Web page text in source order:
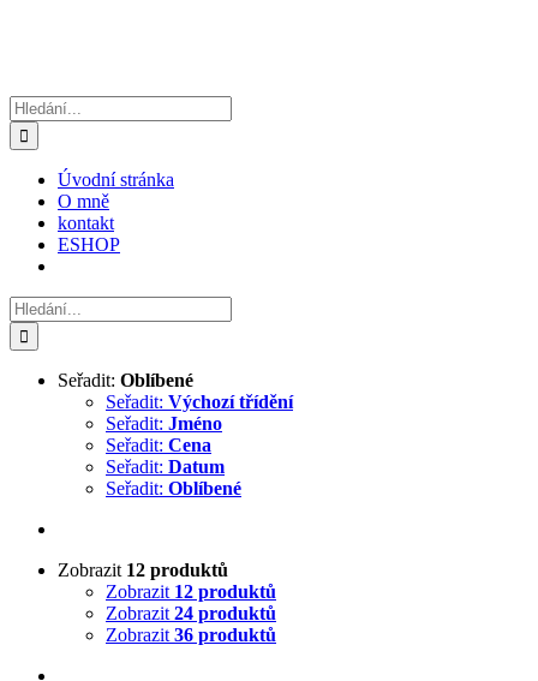
Hledat:
Úvodní stránka
O mně
kontakt
ESHOP
Hledat:
Seřadit: Oblíbené
Seřadit: Výchozí třídění
Seřadit: Jméno
Seřadit: Cena
Seřadit: Datum
Seřadit: Oblíbené
Zobrazit 12 produktů
Zobrazit 12 produktů
Zobrazit 24 produktů
Zobrazit 36 produktů